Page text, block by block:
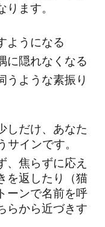
ます。
ようになる
に隠れなくなる
うような素振り
しだけ、あなた
インです。
、焦らずに応え
を返したり（猫
ーンで名前を呼
らから近づきす